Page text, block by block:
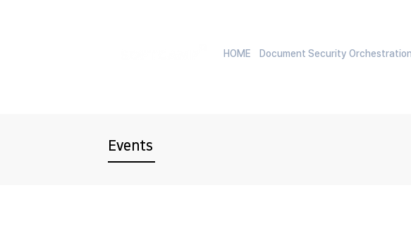
HOME Document Security Orchestration
Events